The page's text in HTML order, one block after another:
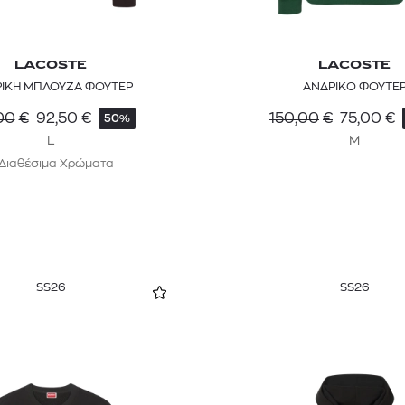
LACOSTE
ΜΠΛΟΥΖΑ ΦΟΥΤΕΡ
€ 92,50 € 50%
L
Χρώματα
LACOSTE
ΑΝΔΡΙΚΟ
150,00 € 75,00 €
M
SS26 SS26